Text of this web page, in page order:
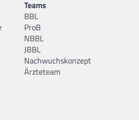
Teams
BBL
ProB
NBBL
JBBL
Nachwuchskonzept
Ärzteteam